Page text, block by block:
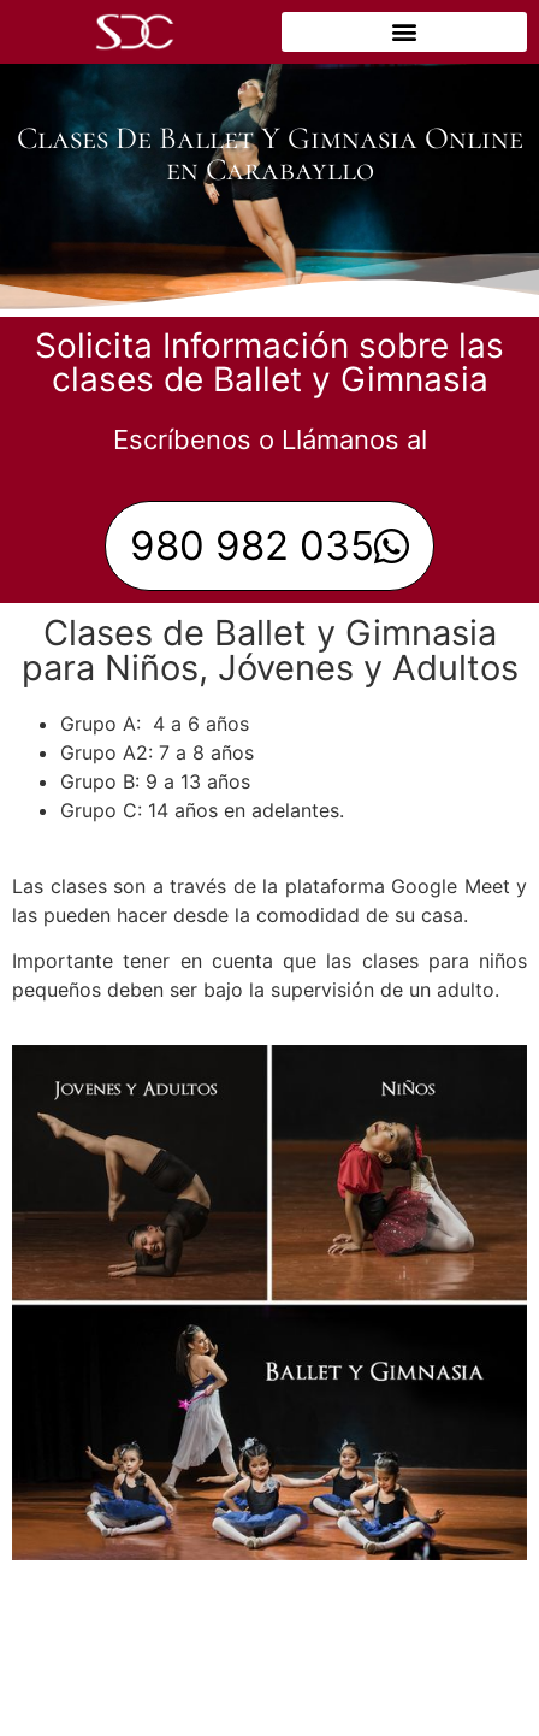
Clases De Ballet Y Gimnasia Online
en Carabayllo
Solicita Información sobre las
clases de Ballet y Gimnasia
Escríbenos o Llámanos al
980 982 035
Clases de Ballet y Gimnasia
para Niños, Jóvenes y Adultos
Grupo A: 4 a 6 años
Grupo A2: 7 a 8 años
Grupo B: 9 a 13 años
Grupo C: 14 años en adelantes.
Las clases son a través de la plataforma Google Meet y
las pueden hacer desde la comodidad de su casa.
Importante tener en cuenta que las clases para niños
pequeños deben ser bajo la supervisión de un adulto.